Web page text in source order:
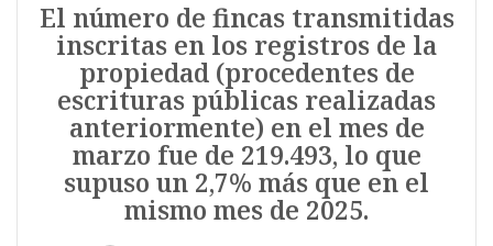
El número de fincas transmitidas
inscritas en los registros de la
propiedad (procedentes de
escrituras públicas realizadas
anteriormente) en el mes de
marzo fue de 219.493, lo que
supuso un 2,7% más que en el
mismo mes de 2025.